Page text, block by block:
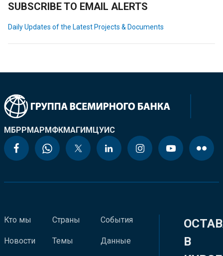
SUBSCRIBE TO EMAIL ALERTS
Daily Updates of the Latest Projects & Documents
МБРРМАРМФКМАГИМЦУИС
Кто мы
Новости
Страны
Темы
События
Данные
В